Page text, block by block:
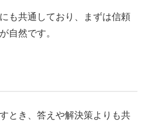
も共通しており、まずは信頼
自然です。
とき、答えや解決策よりも共